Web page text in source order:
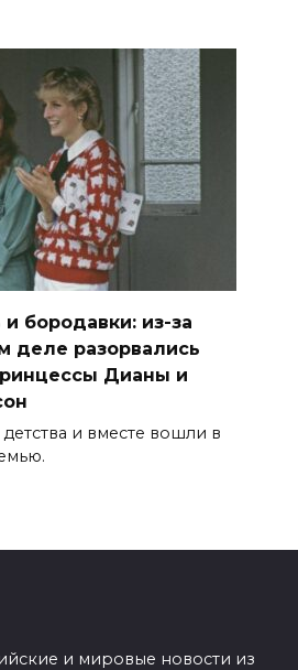
и бородавки: из-за
деле разорвались
Дианы и
и вместе вошли в
и мировые новости из